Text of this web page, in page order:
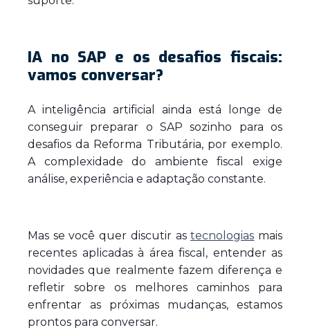
IA no SAP e os desafios fiscais:
vamos conversar?
A inteligência artificial ainda está longe de
conseguir preparar o SAP sozinho para os
desafios da Reforma Tributária, por exemplo.
A complexidade do ambiente fiscal exige
análise, experiência e adaptação constante.
Mas se você quer discutir astecnologias mais
recentes aplicadas à área fiscal, entender as
novidades que realmente fazem diferença e
refletir sobre os melhores caminhos para
enfrentar as próximas mudanças, estamos
prontos para conversar.